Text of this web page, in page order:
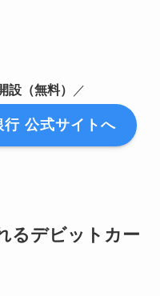
設（無料） ／
公式サイトへ
るデビットカー